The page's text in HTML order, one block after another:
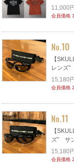
11,000円
会員価格
No.10
【
レンズ
15,180円
会員価格
No.11
【
ズ” サ
15,180円
会員価格